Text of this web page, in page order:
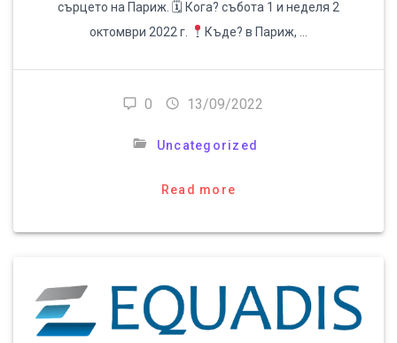
сърцето на Париж. 🗓 Кога? събота 1 и неделя 2
октомври 2022 г.
Къде? в Париж, …
0 13/09/2022
Uncategorized
Read more